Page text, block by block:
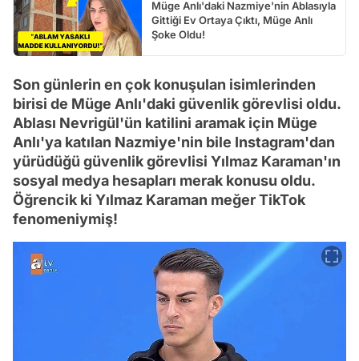
Müge Anlı'daki Nazmiye'nin Ablasıyla
Gittiği Ev Ortaya Çıktı, Müge Anlı
Şoke Oldu!
Son günlerin en çok konuşulan isimlerinden
birisi de Müge Anlı'daki güvenlik görevlisi oldu.
Ablası Nevrigül'ün katilini aramak için Müge
Anlı'ya katılan Nazmiye'nin bile Instagram'dan
yürüdüğü güvenlik görevlisi Yılmaz Karaman'ın
sosyal medya hesapları merak konusu oldu.
Öğrencik ki Yılmaz Karaman meğer TikTok
fenomeniymiş!